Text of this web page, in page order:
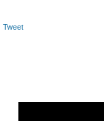
Tweet